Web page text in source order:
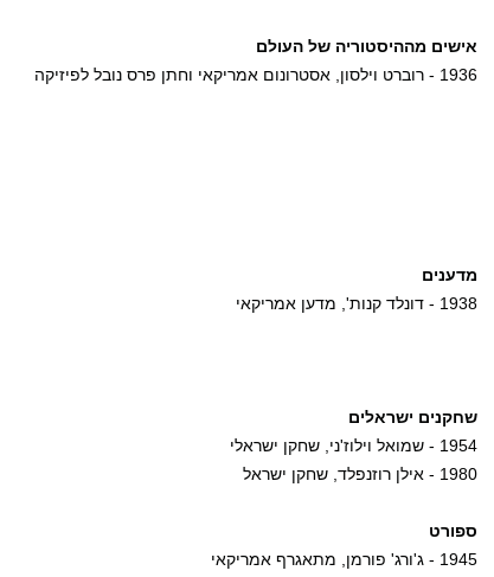
אישים מההיסטוריה של העולם
1936 - רוברט וילסון, אסטרונום אמריקאי וחתן פרס נובל לפיזיקה
מדענים
1938 - דונלד קנות', מדען אמריקאי
שחקנים ישראלים
1954 - שמואל וילוז'ני, שחקן ישראלי
1980 - אילן רוזנפלד, שחקן ישראל
ספורט
1945 - ג'ורג' פורמן, מתאגרף אמריקאי